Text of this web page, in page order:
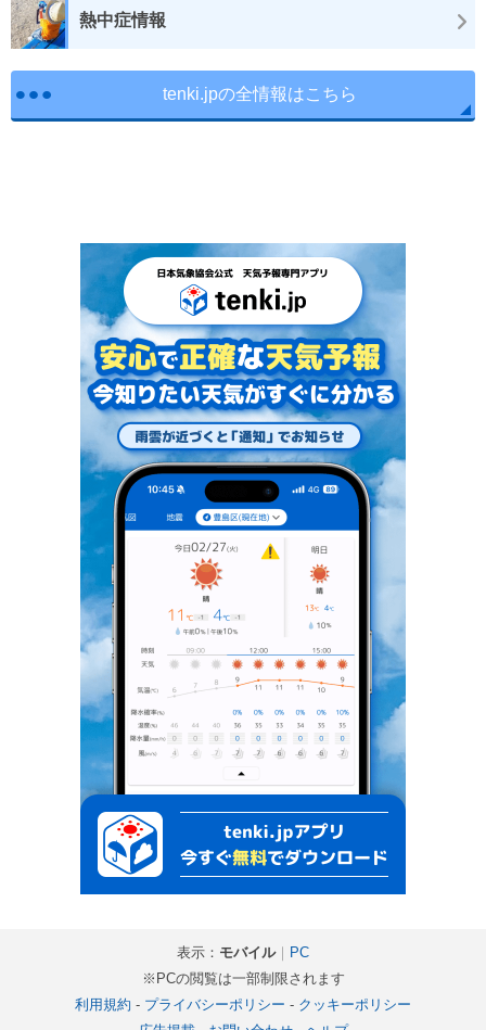
熱中症情報
tenki.jpの全情報はこちら
表示： モバイル｜
PC
※PCの閲覧は一部制限されます
利用規約 - プライバシーポリシー - クッキーポリシー